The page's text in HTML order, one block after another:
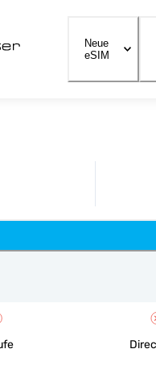
Neue
eSIM